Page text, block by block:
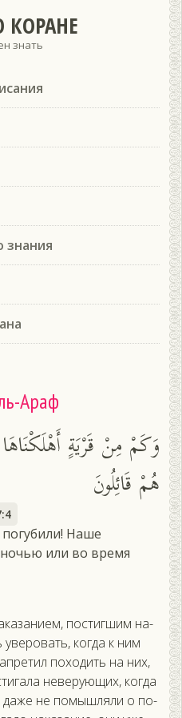
КОРАНЕ
знать
знания
Араф
وَكَمْ مِنْ قَرْيَةٍ أَهْلَكْنَاهَا
هُمْ قَائِلُونَ
Наше
или во время
пос­тигшим на­
ког­да к ним
по­ходить на них,
не­веру­ющих, ког­да
да­же не по­мыш­ля­ли о по­